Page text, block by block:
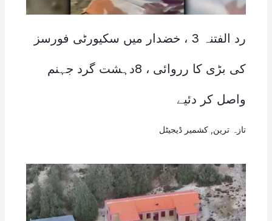
رد الفتنہ 3 ، خضدار میں سکیورٹی فورسز
کی بڑی کا رروائی ، 8دہشت گرد جہنم
واصل کر دئیے
تازہ ترین کشمیر ڈیجیٹل